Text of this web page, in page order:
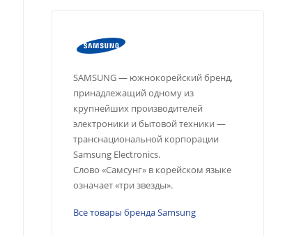
SAMSUNG — южнокорейский бренд,
принадлежащий одному из
крупнейших производителей
электроники и бытовой техники —
транснациональной корпорации
Samsung Electronics.
Слово «Самсунг» в корейском языке
означает «три звезды».
Все товары бренда Samsung